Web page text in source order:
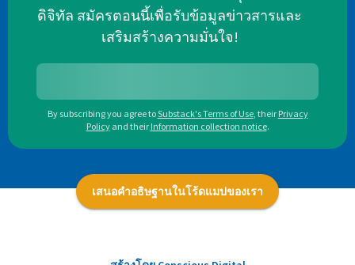
ดิจิทัล สมัครตอนนี้เพื่อรับข้อมูลข่าวสารและ
เสริมสร้างความมั่นใจ!
By subscribing you agree toSubstack's Terms of Use, their Privacy
Policy and their Information collection notice.
เสนอคำอธิษฐานในโร้ดแมปของเรา